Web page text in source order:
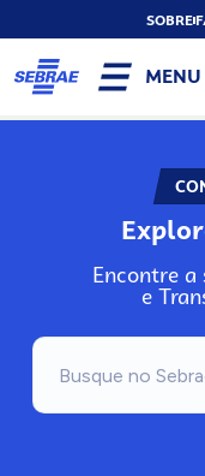
SOBRE
MENU
Encontre a
e